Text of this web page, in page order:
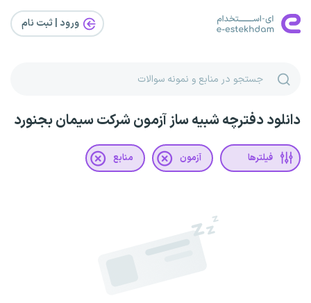
ورود | ثبت‌ نام
دانلود دفترچه شبیه ساز آزمون شرکت سیمان بجنورد
فیلترها آزمون منابع